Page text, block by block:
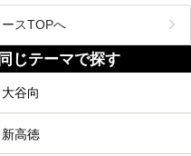
概要や魅力とともに、おすすめの
ポット、日帰り温泉を順に紹介し
旅行とは一味違う旅行体験をして
お風呂をはじめ、リラックスエリア
ストランなど、施設の隅々までチ
スTOPへ
じテーマで探す
大谷向
新高徳